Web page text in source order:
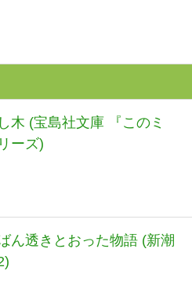
木 (宝島社文庫 『このミ
ーズ)
ん透きとおった物語 (新潮